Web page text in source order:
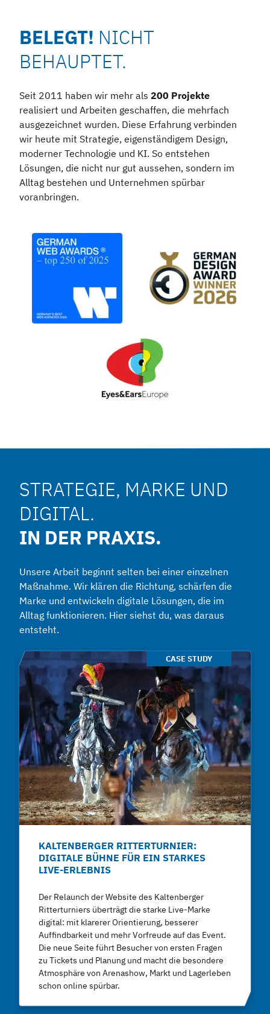
BELEGT! NICHT
BEHAUPTET.
Seit 2011 haben wir mehr als 200 Projekte
realisiert und Arbeiten geschaffen, die mehrfach
ausgezeichnet wurden. Diese Erfahrung verbinden
wir heute mit Strategie, eigenständigem Design,
moderner Technologie und KI. So entstehen
Lösungen, die nicht nur gut aussehen, sondern im
Alltag bestehen und Unternehmen spürbar
voranbringen.
STRATEGIE, MARKE UND
DIGITAL.
IN DER PRAXIS.
Unsere Arbeit beginnt selten bei einer einzelnen
Maßnahme. Wir klären die Richtung, schärfen die
Marke und entwickeln digitale Lösungen, die im
Alltag funktionieren. Hier siehst du, was daraus
entsteht.
CASE STUDY
KALTENBERGER RITTERTURNIER:
DIGITALE BÜHNE FÜR EIN STARKES
LIVE-ERLEBNIS
Der Relaunch der Website des Kaltenberger
Ritterturniers überträgt die starke Live-Marke
digital: mit klarerer Orientierung, besserer
Auffindbarkeit und mehr Vorfreude auf das Event.
Die neue Seite führt Besucher von ersten Fragen
zu Tickets und Planung und macht die besondere
Atmosphäre von Arenashow, Markt und Lagerleben
schon online spürbar.